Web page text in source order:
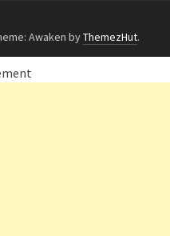
Awaken byThemezHut.